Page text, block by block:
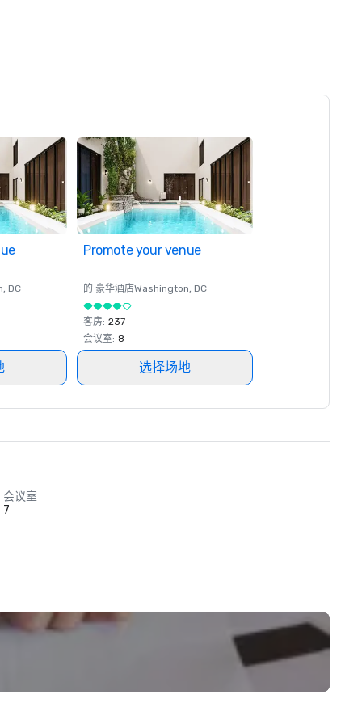
, DC
Promote your venue
的 豪华酒店Washington, DC
客房: 237
会议室: 8
选择场地
会议室
7